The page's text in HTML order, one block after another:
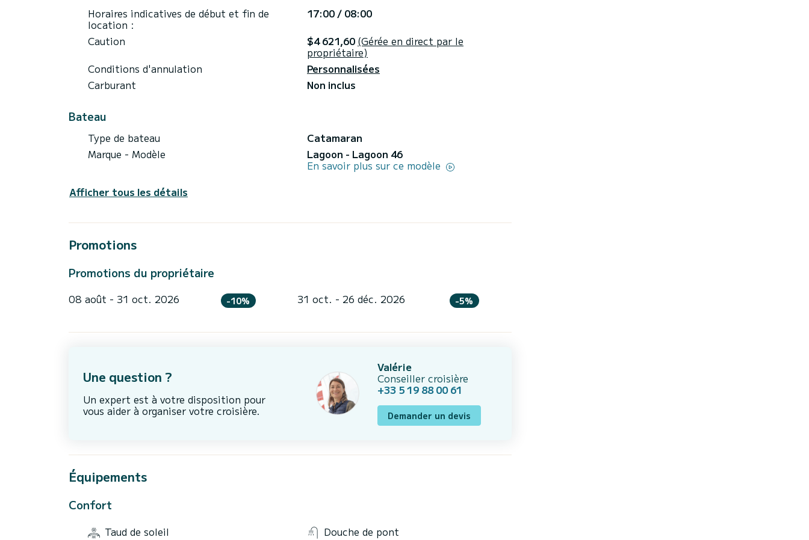
Horaires indicatives de début et fin de
location :
17:00 / 08:00
Caution
$4 621,60 (Gérée en direct par le
propriétaire)
Conditions d'annulation
Personnalisées
Carburant
Non inclus
Bateau
Type de bateau
Catamaran
Marque - Modèle
Lagoon - Lagoon 46
En savoir plus sur ce modèle
Afficher tous les détails
Promotions
Promotions du propriétaire
08 août - 31 oct. 2026 -10% 31 oct. - 26 déc. 2026 -5%
Une question ?
Un expert est à votre disposition pour
vous aider à organiser votre croisière.
Valérie
Conseiller croisière
+33 5 19 88 00 61
Demander un devis
Équipements
Confort
Taud de soleil
Douche de pont